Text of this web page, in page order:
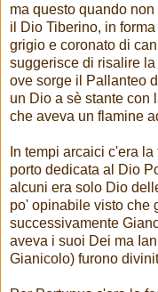
ma questo quando
il Dio Tiberino, in
grigio e coronato di
suggerisce di risalire
ove sorge il Pallanteo
un Dio a sè stante con
che aveva un flamine
In tempi arcaici c'era
porto dedicata al Dio
alcuni era solo Dio
po' opinabile visto che
successivamente
aveva i suoi Dei ma
Gianicolo) furono